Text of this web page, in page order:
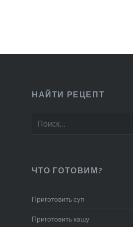
НАЙТИ РЕЦЕПТ
ЧТО ГОТОВИМ?
Приготовить суп
Приготовить кашу